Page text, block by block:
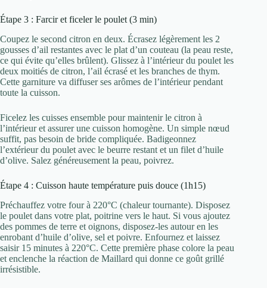
Étape 3 : Farcir et ficeler le poulet (3 min)
Coupez le second citron en deux. Écrasez légèrement les 2
gousses d’ail restantes avec le plat d’un couteau (la peau reste,
ce qui évite qu’elles brûlent). Glissez à l’intérieur du poulet les
deux moitiés de citron, l’ail écrasé et les branches de thym.
Cette garniture va diffuser ses arômes de l’intérieur pendant
toute la cuisson.
Ficelez les cuisses ensemble pour maintenir le citron à
l’intérieur et assurer une cuisson homogène. Un simple nœud
suffit, pas besoin de bride compliquée. Badigeonnez
l’extérieur du poulet avec le beurre restant et un filet d’huile
d’olive. Salez généreusement la peau, poivrez.
Étape 4 : Cuisson haute température puis douce (1h15)
Préchauffez votre four à 220°C (chaleur tournante). Disposez
le poulet dans votre plat, poitrine vers le haut. Si vous ajoutez
des pommes de terre et oignons, disposez-les autour en les
enrobant d’huile d’olive, sel et poivre. Enfournez et laissez
saisir 15 minutes à 220°C. Cette première phase colore la peau
et enclenche la réaction de Maillard qui donne ce goût grillé
irrésistible.